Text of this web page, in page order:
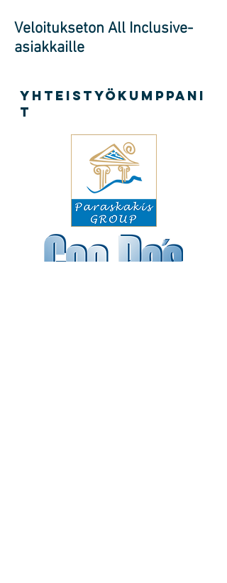
Veloitukseton All Inclusive-
asiakkaille
yhteistyökumppani
t